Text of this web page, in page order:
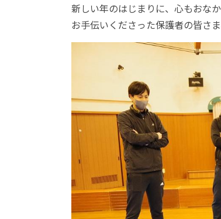
新しい年のはじまりに、心もおな
お手伝いくださった保護者の皆さ